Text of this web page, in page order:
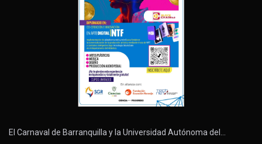
El Carnaval de Barranquilla y la Universidad Autónoma del…